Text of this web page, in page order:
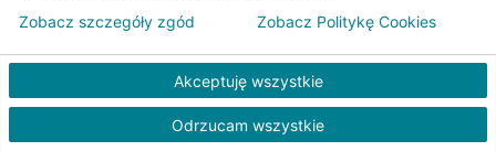
Warszawa, Słomińskiego 7
Warszawa, Sokołowska 11
Akceptuję wszystkie
Odrzucam wszystkie
Zobacz szczegóły zgód Zobacz Politykę Cookies